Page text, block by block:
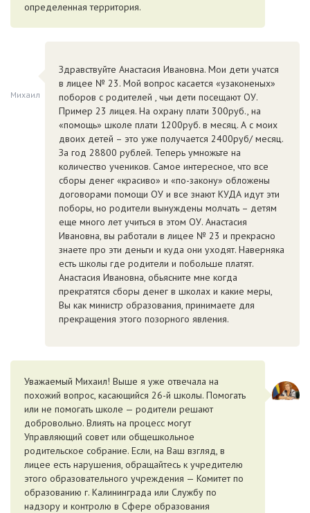
определенная территория.
Михаил
Здравствуйте Анастасия Ивановна. Мои дети учатся
в лицее № 23. Мой вопрос касается «узаконеных»
поборов с родителей , чьи дети посещают ОУ.
Пример 23 лицея. На охрану плати 300руб., на
«помощь» школе плати 1200руб. в месяц. А с моих
двоих детей – это уже получается 2400руб/ месяц.
За год 28800 рублей. Теперь умножьте на
количество учеников. Самое интересное, что все
сборы денег «красиво» и «по-закону» обложены
договорами помощи ОУ и все знают КУДА идут эти
поборы, но родители вынуждены молчать – детям
еще много лет учиться в этом ОУ. Анастасия
Ивановна, вы работали в лицее № 23 и прекрасно
знаете про эти деньги и куда они уходят. Наверняка
есть школы где родители и побольше платят.
Анастасия Ивановна, обьясните мне когда
прекратятся сборы денег в школах и какие меры,
Вы как министр образования, принимаете для
прекращения этого позорного явления.
Уважаемый Михаил! Выше я уже отвечала на
похожий вопрос, касающийся 26-й школы. Помогать
или не помогать школе — родители решают
добровольно. Влиять на процесс могут
Управляющий совет или общешкольное
родительское собрание. Если, на Ваш взгляд, в
лицее есть нарушения, обращайтесь к учредителю
этого образовательного учреждения — Комитет по
образованию г. Калининграда или Службу по
надзору и контролю в Сфере образования